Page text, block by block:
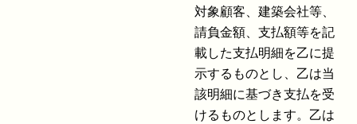
対象顧客、建築会社等、
請負金額、支払額等を記
載した支払明細を乙に提
示するものとし、乙は当
該明細に基づき支払を受
けるものとします。乙は